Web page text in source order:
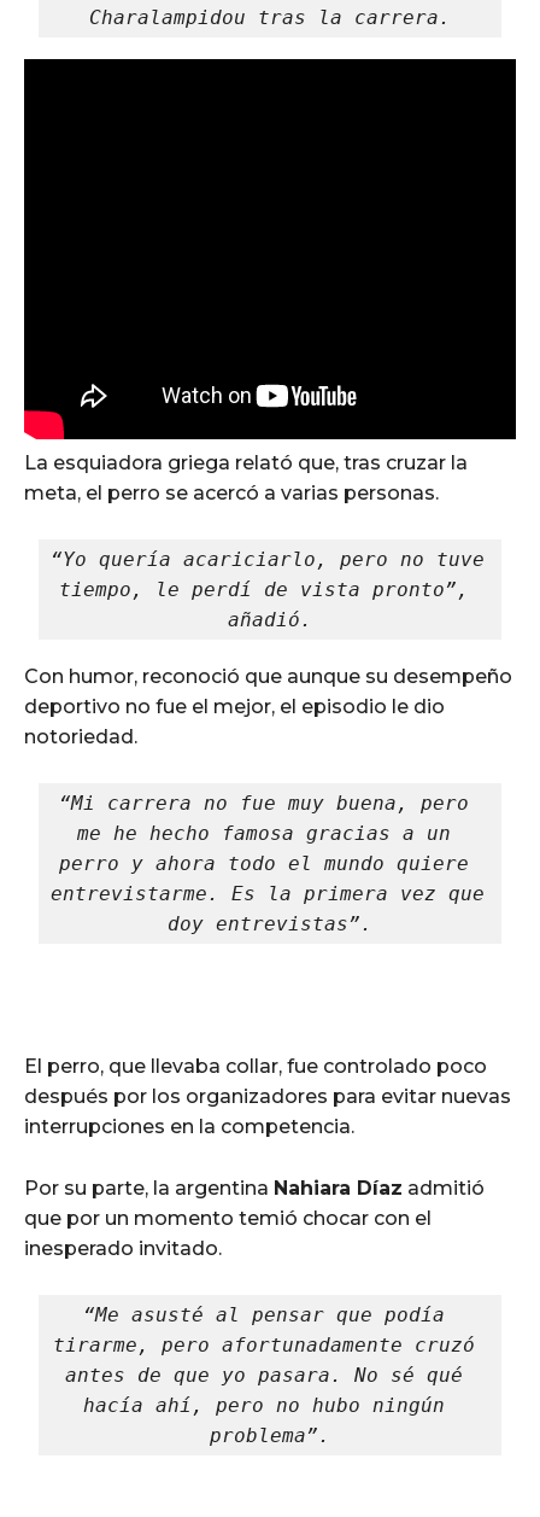
Charalampidou tras la carrera.
La esquiadora griega relató que, tras cruzar la
meta, el perro se acercó a varias personas.
“Yo quería acariciarlo, pero no tuve
tiempo, le perdí de vista pronto”,
añadió.
Con humor, reconoció que aunque su desempeño
deportivo no fue el mejor, el episodio le dio
notoriedad.
“Mi carrera no fue muy buena, pero
me he hecho famosa gracias a un
perro y ahora todo el mundo quiere
entrevistarme. Es la primera vez que
doy entrevistas”.
El perro, que llevaba collar, fue controlado poco
después por los organizadores para evitar nuevas
interrupciones en la competencia.
Por su parte, la argentina Nahiara Díaz admitió
que por un momento temió chocar con el
inesperado invitado.
“Me asusté al pensar que podía
tirarme, pero afortunadamente cruzó
antes de que yo pasara. No sé qué
hacía ahí, pero no hubo ningún
problema”.